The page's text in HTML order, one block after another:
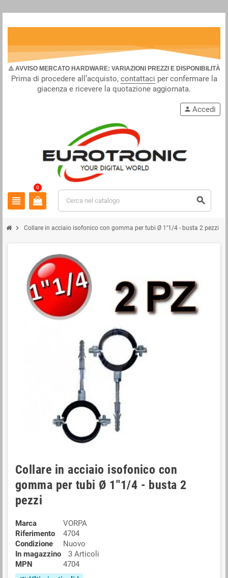
⚠️ AVVISO MERCATO HARDWARE: VARIAZIONI PREZZI E DISPONIBILITÀ
Prima di procedere all’acquisto, contattaci per confermare la
giacenza e ricevere la quotazione aggiornata.
view_headline
person Accedi
0
search
chevron_right Collare in acciaio isofonico con gomma per tubi Ø 1''1/4 - busta 2 pezzi
Collare in acciaio isofonico con
gomma per tubi Ø 1''1/4 - busta 2
pezzi
Marca
VORPA
Riferimento
4704
Condizione
Nuovo
In magazzino
3 Articoli
MPN
4704